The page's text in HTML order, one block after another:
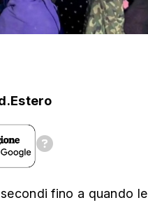
fino a quando le